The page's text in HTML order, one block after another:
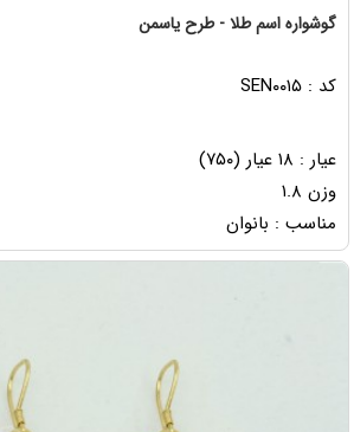
گوشواره اسم طلا - طرح یاسمن
کد : SEN۰۰۱۵
عیار : ۱۸ عیار (۷۵۰)
وزن ۱.۸
مناسب : بانوان